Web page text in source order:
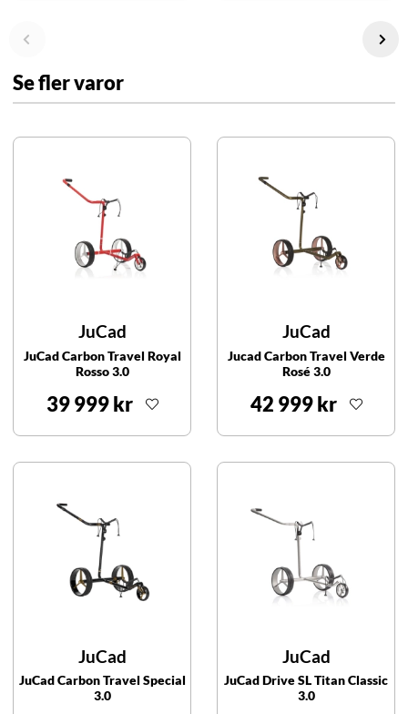
Se fler varor
JuCad
JuCad Carbon Travel Royal
Rosso 3.0
39 999 kr
JuCad
Jucad Carbon Travel Verde
Rosé 3.0
42 999 kr
JuCad
JuCad Carbon Travel Special
3.0
JuCad
JuCad Drive SL Titan Classic
3.0